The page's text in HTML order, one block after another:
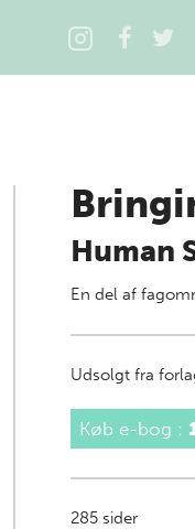
Human
En del af
Udsolgt fra
Køb e-bog :
285sider